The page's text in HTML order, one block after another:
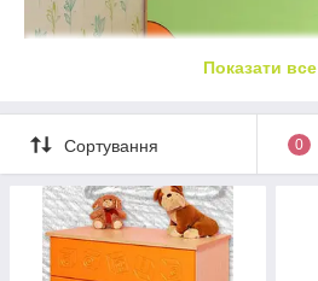
Показати все
Сортування 0